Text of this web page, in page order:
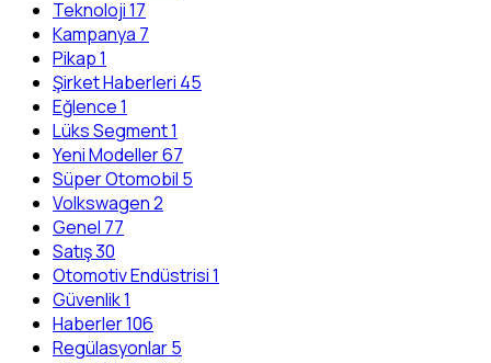
Teknoloji17
Kampanya 7
Pikap1
Şirket Haberleri 45
Eğlence1
Lüks Segment1
Yeni Modeller67
Süper Otomobil 5
Volkswagen2
Genel 77
Satış30
Otomotiv Endüstrisi1
Güvenlik1
Haberler106
Regülasyonlar5